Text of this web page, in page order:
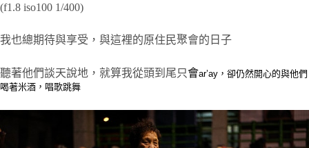
(f1.8 iso100 1/400)
我也總期待與享受，與這裡的原住民聚會的日子
聽著他們談天說地，就算我從頭到尾只會ar’ay，卻仍然開心的與他們
喝著米酒，唱歌跳舞